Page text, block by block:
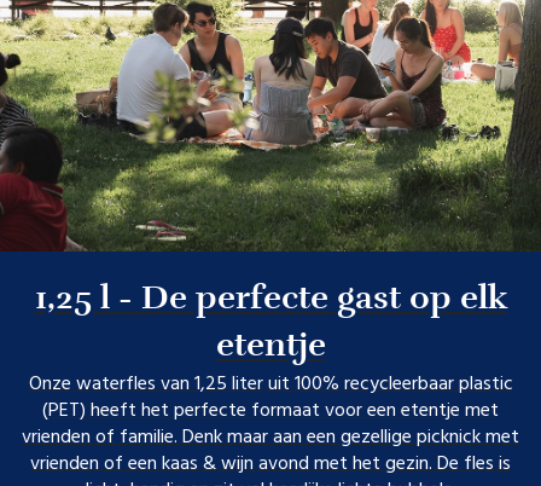
1,25 l - De perfecte gast op elk
etentje
Onze waterfles van 1,25 liter uit 100% recycleerbaar plastic
(PET) heeft het perfecte formaat voor een etentje met
vrienden of familie. Denk maar aan een gezellige picknick met
vrienden of een kaas & wijn avond met het gezin. De fles is